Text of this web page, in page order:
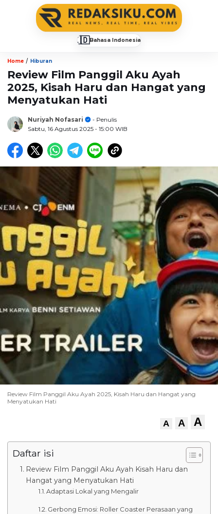
🇮🇩Bahasa Indonesia
Home / Hiburan
Review Film Panggil Aku Ayah
2025, Kisah Haru dan Hangat yang
Menyatukan Hati
Nuriyah Nofasari
- Penulis
Sabtu, 16 Agustus 2025 - 15:00 WIB
Review Film Panggil Aku Ayah 2025, Kisah Haru dan Hangat yang
Menyatukan Hati
A A A
Daftar isi
Review Film Panggil Aku Ayah Kisah Haru dan
Hangat yang Menyatukan Hati
Adaptasi Lokal yang Mengalir
Gerbong Emosi: Roller Coaster Perasaan yang